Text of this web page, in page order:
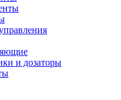
и дозаторы